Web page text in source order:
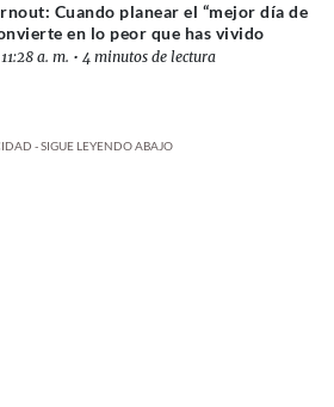
Cuando planear el “mejor día de
en lo peor que has vivido
a. m. • 4 minutos de lectura
- SIGUE LEYENDO ABAJO